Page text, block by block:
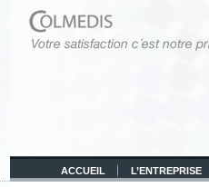
ACCUEIL L’ENTREPRISE